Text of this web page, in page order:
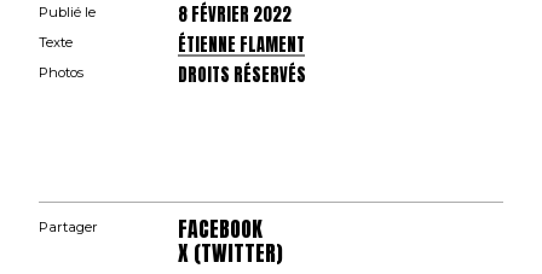
Publié le 8 FÉVRIER 2022
Texte ÉTIENNE FLAMENT
Photos DROITS RÉSERVÉS
Partager FACEBOOK
X (TWITTER)